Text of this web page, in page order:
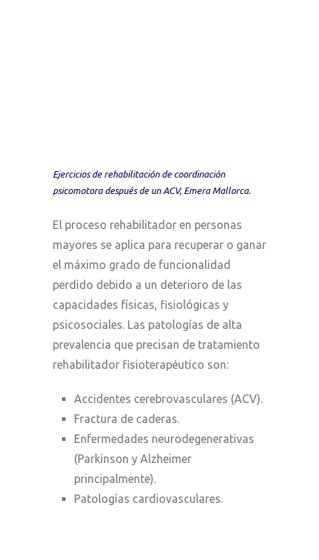
Ejercicios de rehabilitación de coordinación
psicomotora después de un ACV, Emera Mallorca.
El proceso rehabilitador en personas
mayores se aplica para recuperar o ganar
el máximo grado de funcionalidad
perdido debido a un deterioro de las
capacidades físicas, fisiológicas y
psicosociales. Las patologías de alta
prevalencia que precisan de tratamiento
rehabilitador fisioterapéutico son:
Accidentes cerebrovasculares (ACV).
Fractura de caderas.
Enfermedades neurodegenerativas
(Parkinson y Alzheimer
principalmente).
Patologías cardiovasculares.